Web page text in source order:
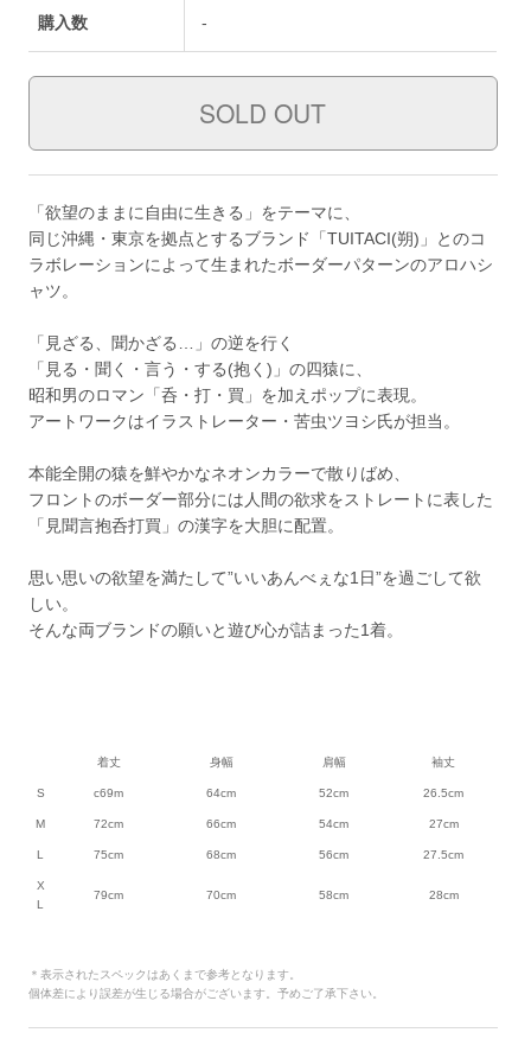
購入数 -
「欲望のままに自由に生きる」をテーマに、
同じ沖縄・東京を拠点とするブランド「TUITACI(朔)」とのコ
ラボレーションによって生まれたボーダーパターンのアロハシ
ャツ。
「見ざる、聞かざる…」の逆を行く
「見る・聞く・言う・する(抱く)」の四猿に、
昭和男のロマン「呑・打・買」を加えポップに表現。
アートワークはイラストレーター・苦虫ツヨシ氏が担当。
本能全開の猿を鮮やかなネオンカラーで散りばめ、
フロントのボーダー部分には人間の欲求をストレートに表した
「見聞言抱呑打買」の漢字を大胆に配置。
思い思いの欲望を満たして”いいあんべぇな1日”を過ごして欲
しい。
そんな両ブランドの願いと遊び心が詰まった1着。
着丈 身幅 肩幅 袖丈
S c69m 64cm 52cm 26.5cm
M 72cm 66cm 54cm 27cm
L 75cm 68cm 56cm 27.5cm
X
L
79cm 70cm 58cm 28cm
＊表示されたスペックはあくまで参考となります。
個体差により誤差が生じる場合がございます。予めご了承下さい。